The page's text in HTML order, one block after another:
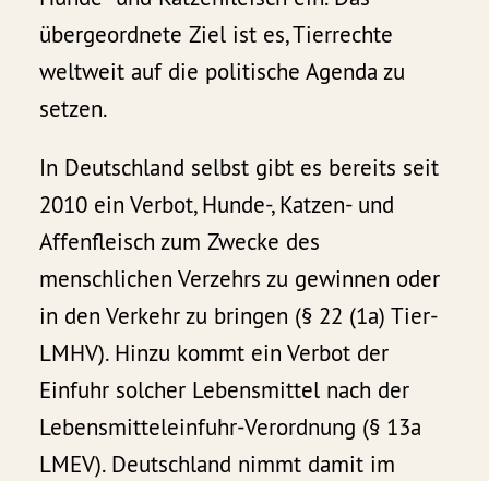
übergeordnete Ziel ist es, Tierrechte
weltweit auf die politische Agenda zu
setzen.
In Deutschland selbst gibt es bereits seit
2010 ein Verbot, Hunde-, Katzen- und
Affenfleisch zum Zwecke des
menschlichen Verzehrs zu gewinnen oder
in den Verkehr zu bringen (§ 22 (1a) Tier-
LMHV). Hinzu kommt ein Verbot der
Einfuhr solcher Lebensmittel nach der
Lebensmitteleinfuhr-Verordnung (§ 13a
LMEV). Deutschland nimmt damit im